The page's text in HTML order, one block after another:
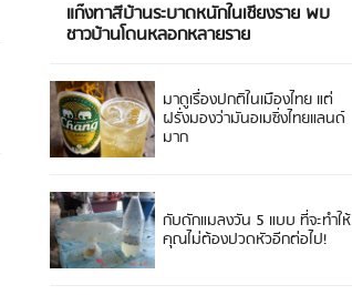
แก๊งทาสีบ้านระบาดหนักในเชียงราย พบ
ชาวบ้านโดนหลอกหลายราย
มาดูเรื่องปกติในเมืองไทย แต่
ฝรั่งมองว่ามันอเมซิ่งไทยแลนด์
มาก
กับดักแมลงวัน 5 แบบ ที่จะทำให้
คุณไม่ต้องปวดหัวอีกต่อไป!